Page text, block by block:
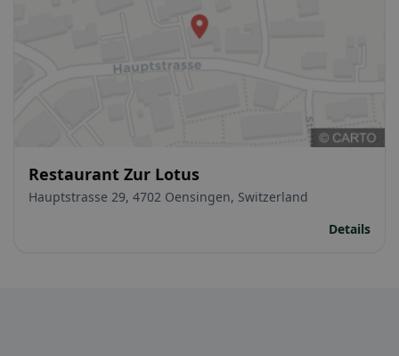
Restaurant Zur Lotus
Hauptstrasse 29, 4702 Oensingen, Switzerland
Details